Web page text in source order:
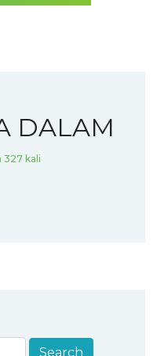
DALAM
327 kali